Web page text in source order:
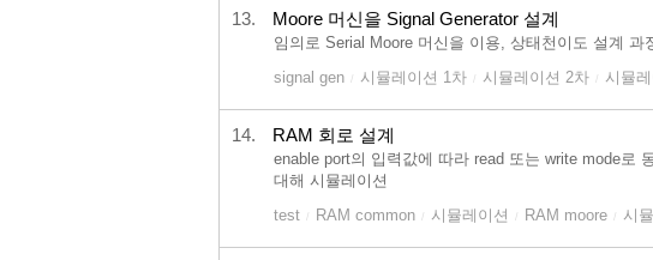
13. Moore 머신을 Signal Generator 설계
임의로 Serial Moore 머신을 이용, 상태천이도 설계
signal gen
시뮬레이션 1차 시뮬레이션 2차 시뮬
14. RAM 회로 설계
enable port의 입력값에 따라 read 또는 write mode로
대해 시뮬레이션
test
RAM common 시뮬레이션 RAM moore 시